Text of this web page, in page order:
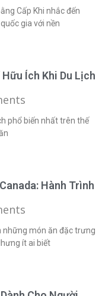
Cấp Khi nhắc đến
gia với nền
Ích Khi Du Lịch
phổ biến nhất trên thế
Hành Trình
những món ăn đặc trưng
ít ai biết